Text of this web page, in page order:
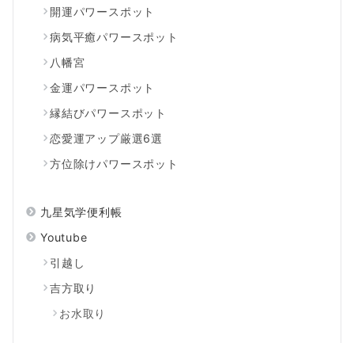
開運パワースポット
病気平癒パワースポット
八幡宮
金運パワースポット
縁結びパワースポット
恋愛運アップ厳選6選
方位除けパワースポット
九星気学便利帳
Youtube
引越し
吉方取り
お水取り